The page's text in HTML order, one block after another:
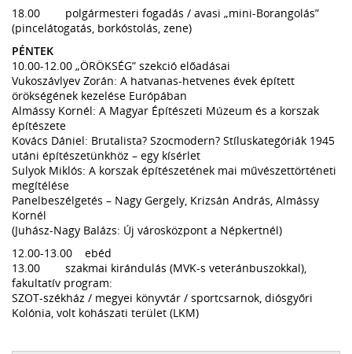
18.00 polgármesteri fogadás / avasi „mini-Borangolás”
(pincelátogatás, borkóstolás, zene)
PÉNTEK
10.00-12.00 „ÖRÖKSÉG” szekció előadásai
Vukoszávlyev Zorán: A hatvanas-hetvenes évek épített
örökségének kezelése Európában
Almássy Kornél: A Magyar Építészeti Múzeum és a korszak
építészete
Kovács Dániel: Brutalista? Szocmodern? Stíluskategóriák 1945
utáni építészetünkhöz – egy kísérlet
Sulyok Miklós: A korszak építészetének mai művészettörténeti
megítélése
Panelbeszélgetés – Nagy Gergely, Krizsán András, Almássy
Kornél
(Juhász-Nagy Balázs: Új városközpont a Népkertnél)
12.00-13.00 ebéd
13.00 szakmai kirándulás (MVK-s veteránbuszokkal),
fakultatív program:
SZOT-székház / megyei könyvtár / sportcsarnok, diósgyőri
Kolónia, volt kohászati terület (LKM)